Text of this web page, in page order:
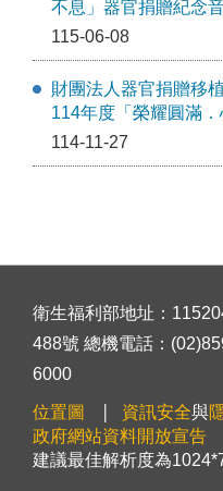
不息」器官捐贈紀念
115-06-08
財團法人器官捐贈移
114年度「榮耀圓滿
114-11-27
衛生福利部地址：
488號 總機電話：
6000
位置圖 資訊安全與
政府網站資料開放宣告
建議最佳解析度為